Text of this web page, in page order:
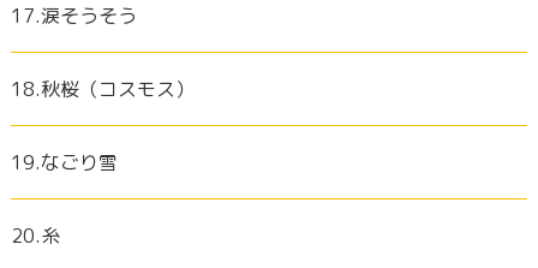
17.涙そうそう
18.秋桜（コスモス）
19.なごり雪
20.糸